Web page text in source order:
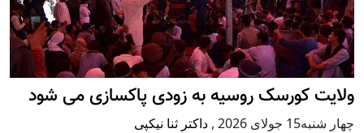
ولایت کورسک روسیه به زودی پاکسازی می شود
چهار شنبه15 جولای 2026 , داکتر ثنا نیکپی